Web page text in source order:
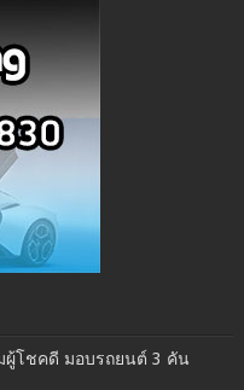
ผู้โชคดี มอบรถยนต์ 3 คัน